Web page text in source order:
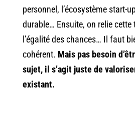
personnel, l’écosystème start-
durable… Ensuite, on relie cette
l’égalité des chances… Il faut
cohérent. Mais pas besoin
sujet, il s’agit juste de
existant.